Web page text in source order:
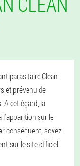
Clean
et prévenu de
A cet égard, la
l'apparition sur le
conséquent, soyez
sur le site officiel.